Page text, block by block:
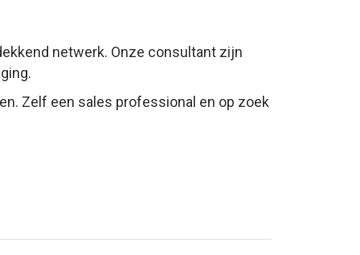
netwerk. Onze consultant zijn
Zelf een sales professional en op zoek